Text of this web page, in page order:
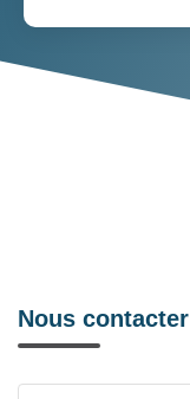
Nous contacter